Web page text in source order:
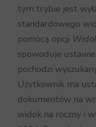
tym trybie jest
standardowego
pomocą opcji
spowoduje
pochodzi
Użytkownik ma
dokumentów na
widok na roczny i